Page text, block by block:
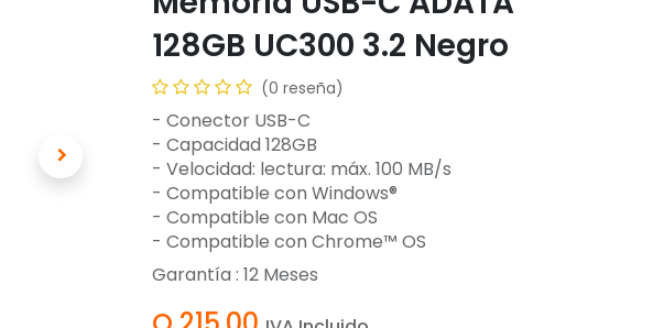
128GB UC300 3.2 Negro
(0 reseña)
- Conector USB-C
- Capacidad 128GB
- Velocidad: lectura: máx. 100 MB/s
- Compatible con Windows®
- Compatible con Mac OS
- Compatible con Chrome™ OS
Garantía : 12Meses